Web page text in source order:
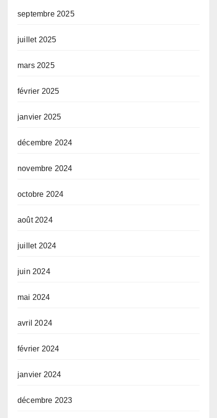
septembre 2025
juillet 2025
mars 2025
février 2025
janvier 2025
décembre 2024
novembre 2024
octobre 2024
août 2024
juillet 2024
juin 2024
mai 2024
avril 2024
février 2024
janvier 2024
décembre 2023